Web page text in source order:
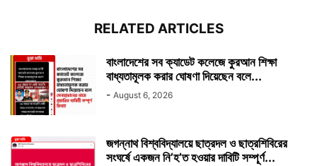
RELATED ARTICLES
বাংলাদেশের সব ক্যাডেট কলেজে কুরআন শিক্ষা
বাধ্যতামূলক করার ঘোষণা দিয়েছেন বলে...
- August 6, 2026
জগন্নাথ বিশ্ববিদ্যালয়ে ছাত্রদল ও ছাত্রশিবিরের
সংঘর্ষে একজন নি’হ’ত হওয়ার দাবিটি সম্পূর্ণ...